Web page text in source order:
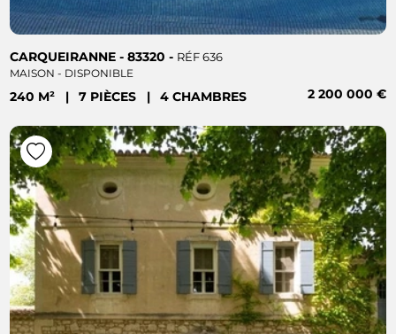
CARQUEIRANNE - 83320 - RÉF 636
MAISON - DISPONIBLE
240 M² | 7 PIÈCES | 4 CHAMBRES 2 200 000 €